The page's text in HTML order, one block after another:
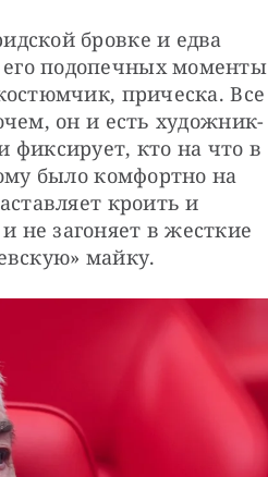
бровке и едва
подопечных моменты
прическа. Все
он и есть художник-
фиксирует, кто на что в
было комфортно на
кроить и
не загоняет в жесткие
майку.